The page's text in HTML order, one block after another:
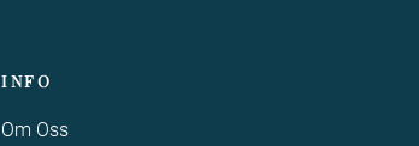
INFO
Om Oss